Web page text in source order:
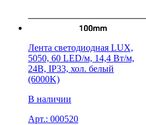
Лента светодиодная LUX,
5050, 60 LED/м, 14,4 Вт/м,
24В, IP33, хол. белый
(6000K)
В наличии
Арт.: 000520